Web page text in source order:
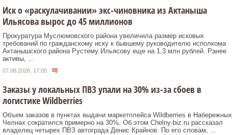
Иск о «раскулачивании» экс-чиновника из Актаныша
Ильясова вырос до 45 миллионов
Прокуратура Муслюмовского района увеличила размер исковых
требований по гражданскому иску к бывшему руководителю исполкома
Актанышского района Рустему Ильясову еще на 1,3 млн рублей. Ранее
активы, ...
07.08.2026, 17:00
Заказы у локальных ПВЗ упали на 30% из-за сбоев в
логистике Wildberries
Объем заказов в пунктах выдачи маркетплейса Wildberries в Набережных
Челнах сократился примерно на 30%. Об этом Сhelny-biz.ru рассказал
владелец четырех ПВЗ автограда Денис Крайнов. По его словам, ...